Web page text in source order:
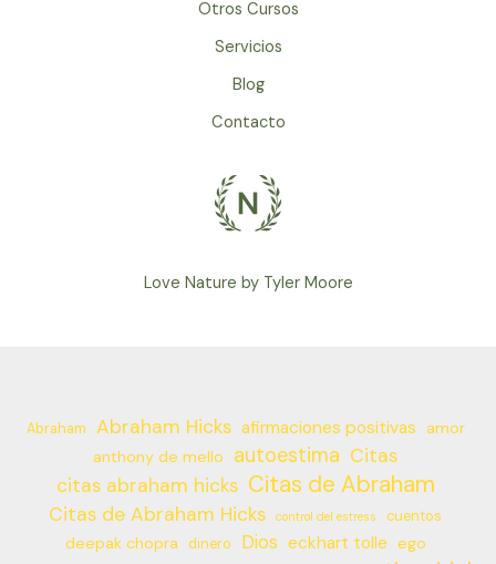
Otros Cursos
Servicios
Blog
Contacto
Love Nature by Tyler Moore
Abraham Abraham Hicks afirmaciones positivas
amor
anthony de mello
autoestima Citas
citas abraham hicks Citas de Abraham
Citas de Abraham Hicks control del estress cuentos
deepak chopra dinero Dios eckhart tolle ego